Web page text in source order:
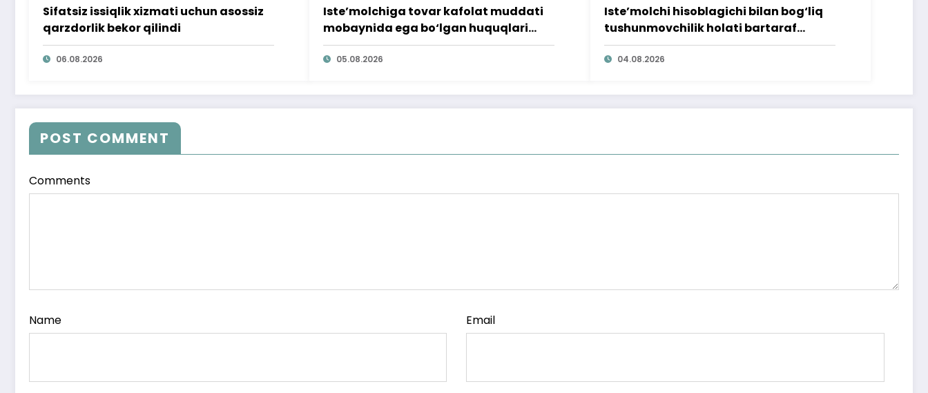
Sifatsiz issiqlik xizmati uchun asossiz
qarzdorlik bekor qilindi
06.08.2026
Iste’molchiga tovar kafolat muddati
mobaynida ega bo‘lgan huquqlari
ta’minlab berildi
05.08.2026
Iste’molchi hisoblagichi bilan bog‘liq
tushunmovchilik holati bartaraf
qilindi
04.08.2026
POST COMMENT
Comments
Name Email